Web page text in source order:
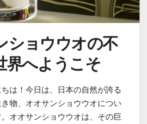
ショウウオの不
界へようこそ
は！今日は、日本の自然が誇る
物、オオサンショウウオについ
オオサンショウウオは、その巨